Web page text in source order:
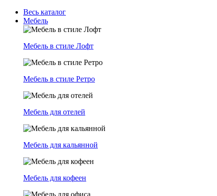
Весь каталог
Мебель
Мебель в стиле Лофт
Мебель в стиле Ретро
Мебель для отелей
Мебель для кальянной
Мебель для кофеен